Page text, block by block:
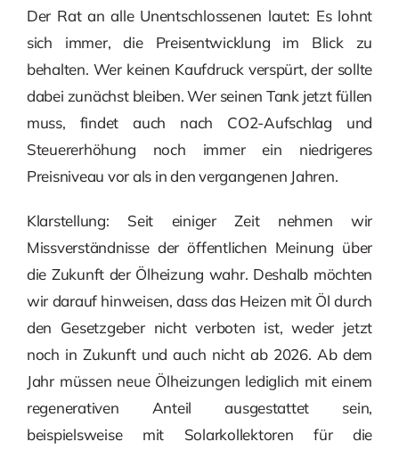
Der Rat an alle Unentschlossenen lautet: Es lohnt
sich immer, die Preisentwicklung im Blick zu
behalten. Wer keinen Kaufdruck verspürt, der sollte
dabei zunächst bleiben. Wer seinen Tank jetzt füllen
muss, findet auch nach CO2-Aufschlag und
Steuererhöhung noch immer ein niedrigeres
Preisniveau vor als in den vergangenen Jahren.
Klarstellung: Seit einiger Zeit nehmen wir
Missverständnisse der öffentlichen Meinung über
die Zukunft der Ölheizung wahr. Deshalb möchten
wir darauf hinweisen, dass das Heizen mit Öl durch
den Gesetzgeber nicht verboten ist, weder jetzt
noch in Zukunft und auch nicht ab 2026. Ab dem
Jahr müssen neue Ölheizungen lediglich mit einem
regenerativen Anteil ausgestattet sein,
beispielsweise mit Solarkollektoren für die